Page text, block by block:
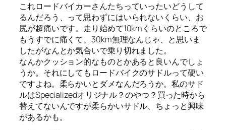
これロードバイカーさんたちっていったいどうして
るんだろう、って思わずにはいられないくらい、お
尻が超痛いです。走り始めて10kmくらいのところで
もうすでに痛くて、30km無理なんじゃ、と思いま
したがなんとか気合いで乗り切れました。
なんかクッション的なものとかあると良いんでしょ
うか。それにしてもロードバイクのサドルって硬い
ですよね。柔らかいとダメなんだろうか。私のサド
ルはSpecializedオリジナル？のやつ？買った時から
替えてないんですが柔らかいサドル、ちょっと興味
があるかも。